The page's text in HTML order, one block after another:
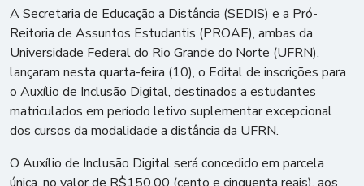
A Secretaria de Educação a Distância (SEDIS) e a Pró-
Reitoria de Assuntos Estudantis (PROAE), ambas da
Universidade Federal do Rio Grande do Norte (UFRN),
lançaram nesta quarta-feira (10), o Edital de inscrições para
o Auxílio de Inclusão Digital, destinados a estudantes
matriculados em período letivo suplementar excepcional
dos cursos da modalidade a distância da UFRN.
O Auxílio de Inclusão Digital será concedido em parcela